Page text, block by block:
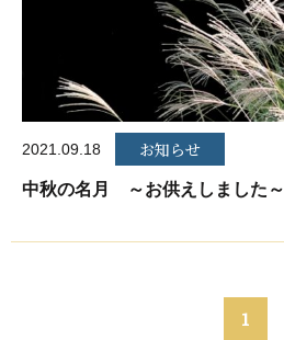
2021.09.18 お知らせ
中秋の名月 ～お供えしました～
1